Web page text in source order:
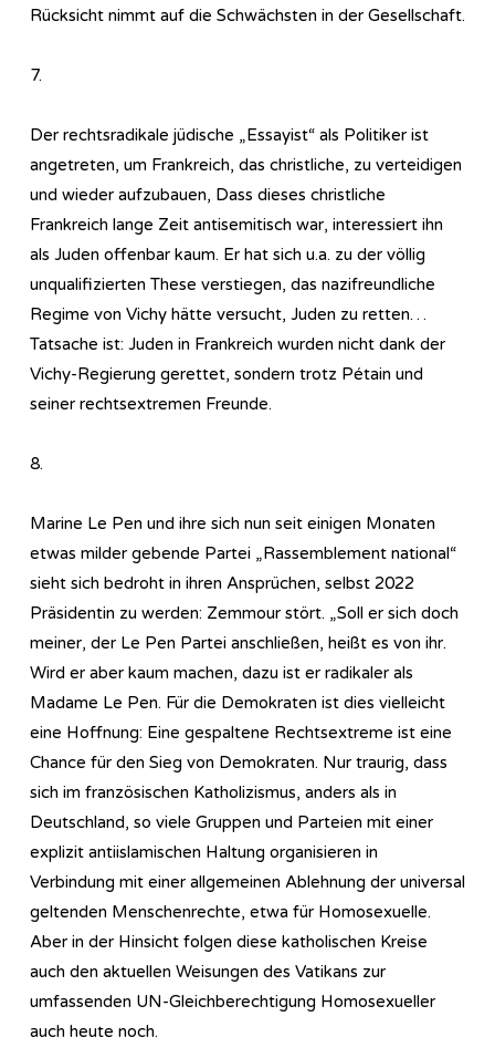
Rücksicht nimmt auf die Schwächsten in der Gesellschaft.
7.
Der rechtsradikale jüdische „Essayist“ als Politiker ist
angetreten, um Frankreich, das christliche, zu verteidigen
und wieder aufzubauen, Dass dieses christliche
Frankreich lange Zeit antisemitisch war, interessiert ihn
als Juden offenbar kaum. Er hat sich u.a. zu der völlig
unqualifizierten These verstiegen, das nazifreundliche
Regime von Vichy hätte versucht, Juden zu retten…
Tatsache ist: Juden in Frankreich wurden nicht dank der
Vichy-Regierung gerettet, sondern trotz Pétain und
seiner rechtsextremen Freunde.
8.
Marine Le Pen und ihre sich nun seit einigen Monaten
etwas milder gebende Partei „Rassemblement national“
sieht sich bedroht in ihren Ansprüchen, selbst 2022
Präsidentin zu werden: Zemmour stört. „Soll er sich doch
meiner, der Le Pen Partei anschließen, heißt es von ihr.
Wird er aber kaum machen, dazu ist er radikaler als
Madame Le Pen. Für die Demokraten ist dies vielleicht
eine Hoffnung: Eine gespaltene Rechtsextreme ist eine
Chance für den Sieg von Demokraten. Nur traurig, dass
sich im französischen Katholizismus, anders als in
Deutschland, so viele Gruppen und Parteien mit einer
explizit antiislamischen Haltung organisieren in
Verbindung mit einer allgemeinen Ablehnung der universal
geltenden Menschenrechte, etwa für Homosexuelle.
Aber in der Hinsicht folgen diese katholischen Kreise
auch den aktuellen Weisungen des Vatikans zur
umfassenden UN-Gleichberechtigung Homosexueller
auch heute noch.